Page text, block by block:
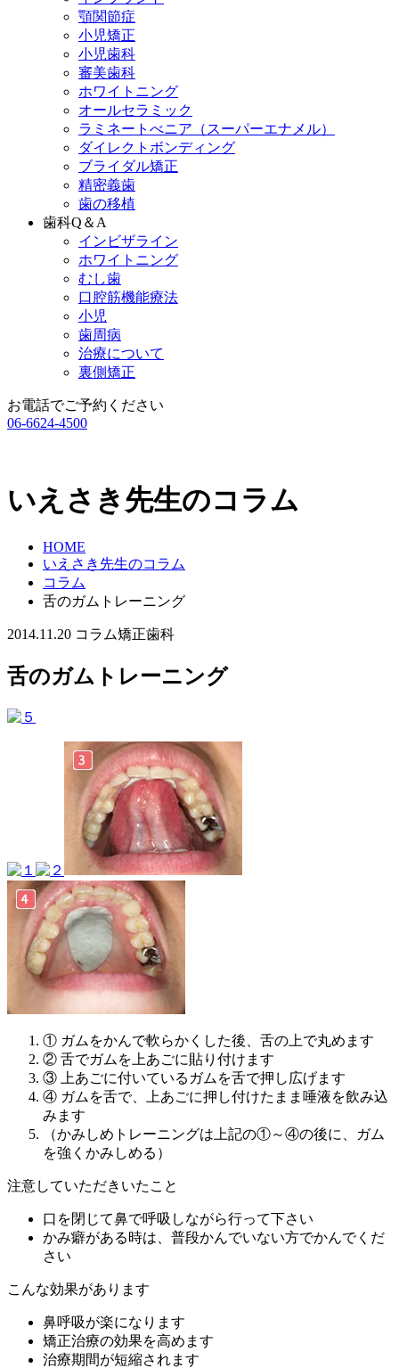
顎関節症
小児矯正
小児歯科
審美歯科
ホワイトニング
オールセラミック
ラミネートべニア （スーパーエナメル）
ダイレクトボンディング
ブライダル矯正
精密義歯
歯の移植
歯科Q＆A
インビザライン
ホワイトニング
むし歯
口腔筋機能療法
小児
歯周病
治療について
裏側矯正
お電話でご予約ください
06-6624-4500
いえさき先生のコラム
HOME
いえさき先生のコラム
コラム
舌のガムトレーニング
2014.11.20 コラム矯正歯科
舌のガムトレーニング
① ガムをかんで軟らかくした後、舌の上で丸めます
② 舌でガムを上あごに貼り付けます
③ 上あごに付いているガムを舌で押し広げます
④ ガムを舌で、上あごに押し付けたまま唾液を飲み込
みます
（かみしめトレーニングは上記の①～④の後に、ガム
を強くかみしめる）
注意していただきいたこと
口を閉じて鼻で呼吸しながら行って下さい
かみ癖がある時は、普段かんでいない方でかんでくだ
さい
こんな効果があります
鼻呼吸が楽になります
矯正治療の効果を高めます
治療期間が短縮されます